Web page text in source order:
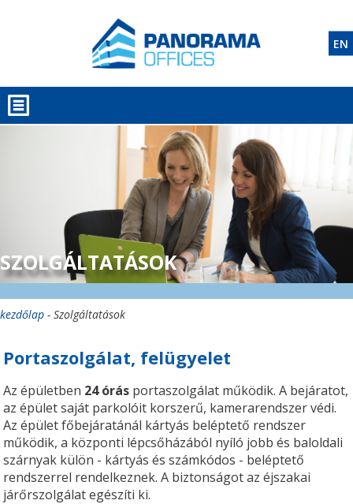
EN
SZOLGÁLTATÁSOK
kezdőlap - Szolgáltatások
Portaszolgálat, felügyelet
Az épületben 24 órás portaszolgálat működik. A bejáratot,
az épület saját parkolóit korszerű, kamerarendszer védi.
Az épület főbejáratánál kártyás beléptető rendszer
működik, a központi lépcsőházából nyíló jobb és baloldali
szárnyak külön - kártyás és számkódos - beléptető
rendszerrel rendelkeznek. A biztonságot az éjszakai
járőrszolgálat egészíti ki.